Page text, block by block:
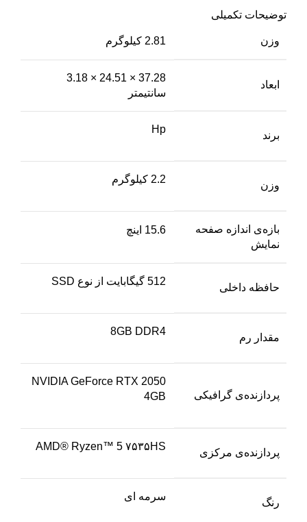
توضیحات تکمیلی
وزن 2.81 کیلوگرم
ابعاد
37.28 × 24.51 × 3.18
سانتیمتر
برند
Hp
وزن
2.2 کیلوگرم
بازه‌ی اندازه صفحه
نمایش
15.6 اینچ
حافظه داخلی
512 گیگابایت از نوع SSD
مقدار رم
8GB DDR4
پردازنده‌ی گرافیکی
NVIDIA GeForce RTX 2050
4GB
پردازنده‌ی مرکزی
AMD® Ryzen™ 5 ۷۵۳۵HS
رنگ
سرمه ای